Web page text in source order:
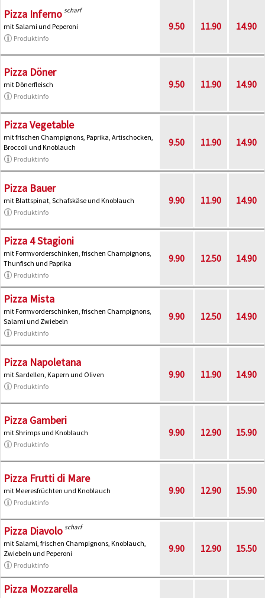
Pizza Inferno scharf
mit Salami und Peperoni
Produktinfo
9.50 11.90 14.90
Pizza Döner
mit Dönerfleisch
Produktinfo
9.50 11.90 14.90
Pizza Vegetable
mit frischen Champignons, Paprika, Artischocken,
Broccoli und Knoblauch
Produktinfo
9.50 11.90 14.90
Pizza Bauer
mit Blattspinat, Schafskäse und Knoblauch
Produktinfo
9.90 11.90 14.90
Pizza 4 Stagioni
mit Formvorderschinken, frischen Champignons,
Thunfisch und Paprika
Produktinfo
9.90 12.50 14.90
Pizza Mista
mit Formvorderschinken, frischen Champignons,
Salami und Zwiebeln
Produktinfo
9.90 12.50 14.90
Pizza Napoletana
mit Sardellen, Kapern und Oliven
Produktinfo
9.90 11.90 14.90
Pizza Gamberi
mit Shrimps und Knoblauch
Produktinfo
9.90 12.90 15.90
Pizza Frutti di Mare
mit Meeresfrüchten und Knoblauch
Produktinfo
9.90 12.90 15.90
Pizza Diavolo scharf
mit Salami, frischen Champignons, Knoblauch,
Zwiebeln und Peperoni
Produktinfo
9.90 12.90 15.50
Pizza Mozzarella